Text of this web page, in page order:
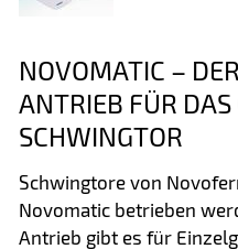
NOVOMATIC –
ANTRIEB FÜR
SCHWINGTOR
Schwingtore von
Novomatic betrieben
Antrieb gibt es für